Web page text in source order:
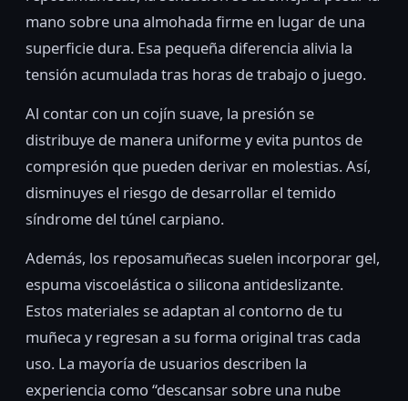
mano sobre una almohada firme en lugar de una
superficie dura. Esa pequeña diferencia alivia la
tensión acumulada tras horas de trabajo o juego.
Al contar con un cojín suave, la presión se
distribuye de manera uniforme y evita puntos de
compresión que pueden derivar en molestias. Así,
disminuyes el riesgo de desarrollar el temido
síndrome del túnel carpiano.
Además, los reposamuñecas suelen incorporar gel,
espuma viscoelástica o silicona antideslizante.
Estos materiales se adaptan al contorno de tu
muñeca y regresan a su forma original tras cada
uso. La mayoría de usuarios describen la
experiencia como “descansar sobre una nube